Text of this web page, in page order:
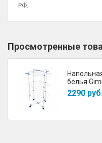
РФ.
Просмотренные
белья
2290 руб.